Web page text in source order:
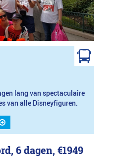
lang van spectaculaire
van alle Disneyfiguren.
6 dagen, €1949